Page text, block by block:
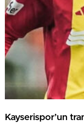
Kayserispor’un